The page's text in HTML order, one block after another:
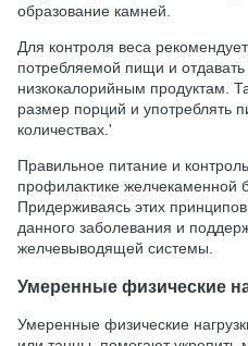
образование камней.
Для контроля веса
потребляемой пищи и
низкокалорийным продуктам.
размер порций и употреблять
количествах.'
Правильное питание и
профилактике желчекаменной
Придерживаясь этих
данного заболевания и
желчевыводящей системы.
Умеренные физические
Умеренные физические